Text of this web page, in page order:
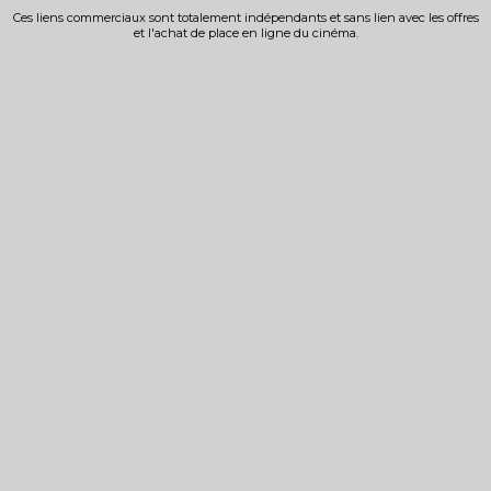
Ces liens commerciaux sont totalement indépendants et sans lien avec les offres
et l'achat de place en ligne du cinéma.